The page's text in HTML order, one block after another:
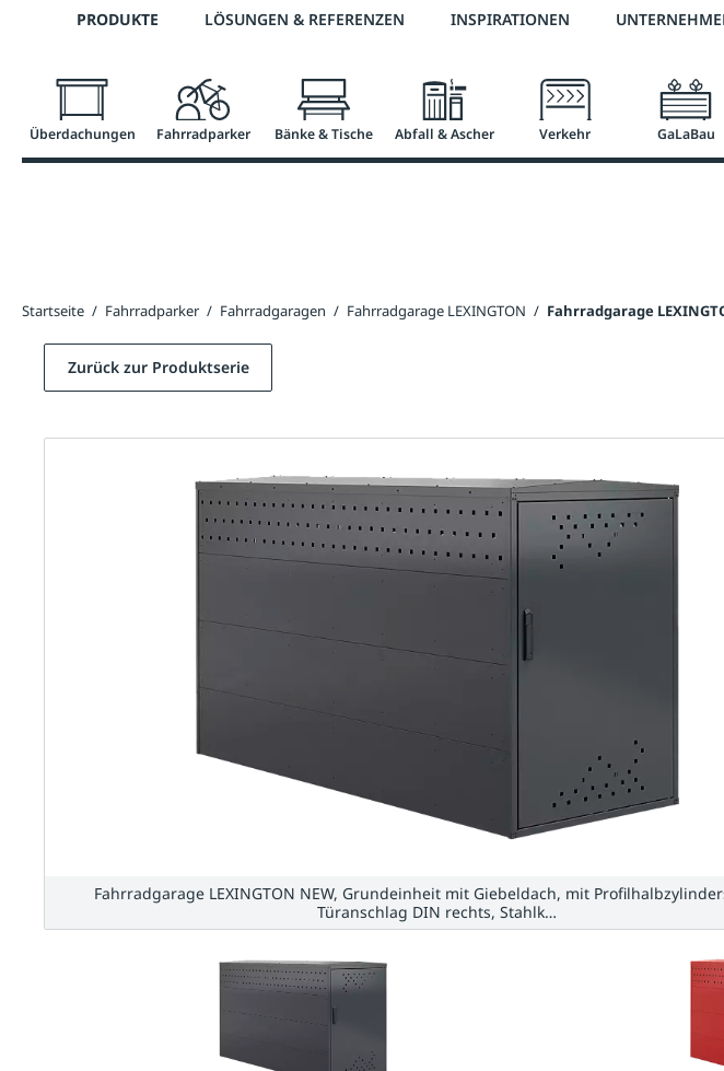
Zur Hauptnavigation springen
Telefon: 0800 / 100 49 02 2 % Vorkassen-Skonto
PRODUKTE LÖSUNGEN & REFERENZEN INSPIRATIONEN
Überdachungen Fahrradparker Bänke & Tische Abfall & Ascher Verkehr GaLaBau
Startseite / Fahrradparker / Fahrradgaragen / Fahrradgarage LEXINGTON / Fahrradgarage
Zurück zur Produktserie
Fahrradgarage LEXINGTON NEW, Grundeinheit mit Giebeldach, mit
Türanschlag DIN rechts, Stahlk…